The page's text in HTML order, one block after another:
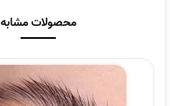
محصولات مشابه